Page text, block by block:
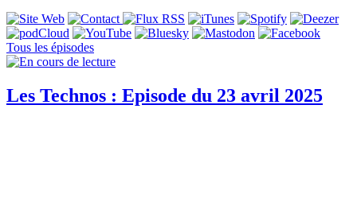
Tous les épisodes
Les Technos : Episode du 23 avril 2025